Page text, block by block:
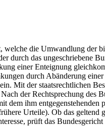
welche die Umwandlung der
durch das ungeschriebene
einer Enteignung
durch Abänderung
Mit der staatsrechtlichen
der Rechtsprechung des
dem ihm
Urteile). Ob das geltend
prüft das